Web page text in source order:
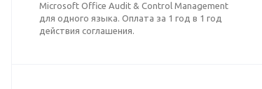
Microsoft Office Audit & Control Management
для одного языка. Оплата за 1 год в 1 год
действия соглашения.